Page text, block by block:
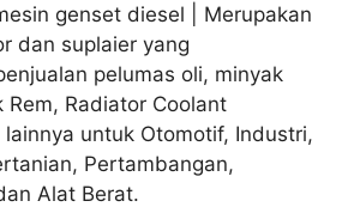
genset diesel | Merupakan
dan suplaier yang
pelumas oli, minyak
Rem, Radiator Coolant
lainnya untuk Otomotif, Industri,
Pertambangan,
Alat Berat.